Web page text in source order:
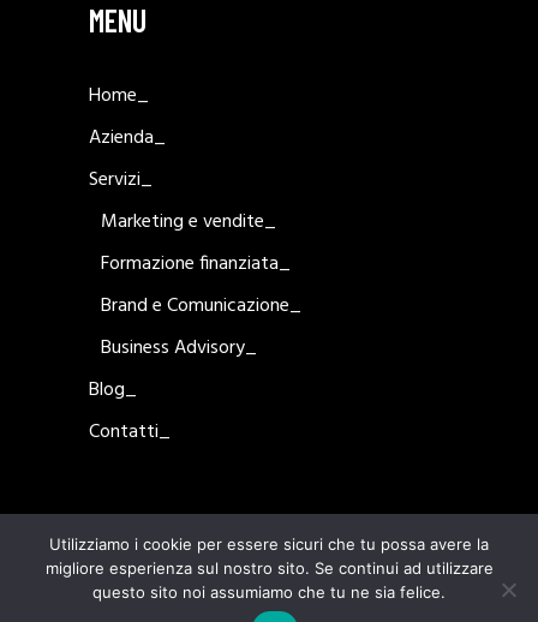
MENU
Home_
Azienda_
Servizi_
Marketing e vendite_
Formazione finanziata_
Brand e Comunicazione_
Business Advisory_
Blog_
Contatti_
Utilizziamo i cookie per essere sicuri che tu possa avere la
migliore esperienza sul nostro sito. Se continui ad utilizzare
questo sito noi assumiamo che tu ne sia felice.